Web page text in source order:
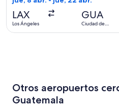
LAX
Los Ángeles
GUA
Ciudad de
Otros aeropuertos
Guatemala